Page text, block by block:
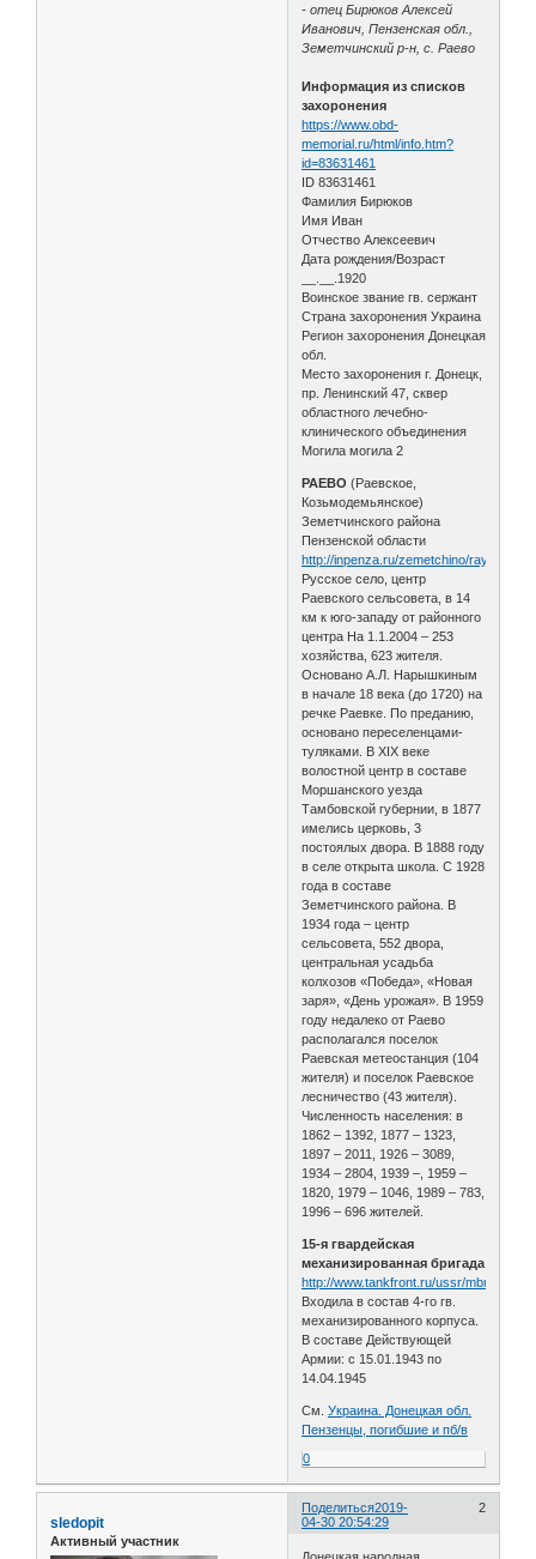
- отец Бирюков Алексей
Иванович, Пензенская обл.,
Земетчинский р-н, с. Раево
Информация из списков
захоронения
https://www.obd-
memorial.ru/html/info.htm?
id=83631461
ID 83631461
Фамилия Бирюков
Имя Иван
Отчество Алексеевич
Дата рождения/Возраст
__.__.1920
Воинское звание гв. сержант
Страна захоронения Украина
Регион захоронения Донецкая
обл.
Место захоронения г. Донецк,
пр. Ленинский 47, сквер
областного лечебно-
клинического объединения
Могила могила 2
РАЕВО (Раевское,
Козьмодемьянское)
Земетчинского района
Пензенской области
http://inpenza.ru/zemetchino/rayevo.php
Русское село, центр
Раевского сельсовета, в 14
км к юго-западу от районного
центра На 1.1.2004 – 253
хозяйства, 623 жителя.
Основано А.Л. Нарышкиным
в начале 18 века (до 1720) на
речке Раевке. По преданию,
основано переселенцами-
туляками. В XIX веке
волостной центр в составе
Моршанского уезда
Тамбовской губернии, в 1877
имелись церковь, 3
постоялых двора. В 1888 году
в селе открыта школа. С 1928
года в составе
Земетчинского района. В
1934 года – центр
сельсовета, 552 двора,
центральная усадьба
колхозов «Победа», «Новая
заря», «День урожая». В 1959
году недалеко от Раево
располагался поселок
Раевская метеостанция (104
жителя) и поселок Раевское
лесничество (43 жителя).
Численность населения: в
1862 – 1392, 1877 – 1323,
1897 – 2011, 1926 – 3089,
1934 – 2804, 1939 –, 1959 –
1820, 1979 – 1046, 1989 – 783,
1996 – 696 жителей.
15-я гвардейская
механизированная бригада
http://www.tankfront.ru/ussr/mbr/
Входила в состав 4-го гв.
механизированного корпуса.
В составе Действующей
Армии: с 15.01.1943 по
14.04.1945
См.Украина. Донецкая обл.
Пензенцы, погибшие и пб/в
0
Поделиться 2
2019-
04-30 20:54:29
sledopit
Активный участник